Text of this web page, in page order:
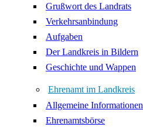
Grußwort des Landrats
Verkehrsanbindung
Aufgaben
Der Landkreis in Bildern
Geschichte und Wappen
Ehrenamt im Landkreis
Allgemeine Informationen
Ehrenamtsbörse